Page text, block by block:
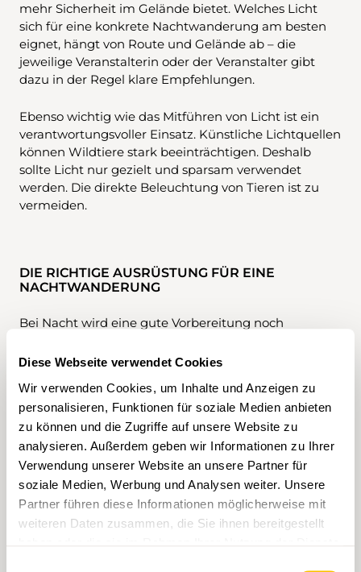
Diese Webseite verwendet Cookies
Wir verwenden Cookies, um Inhalte und Anzeigen zu
personalisieren, Funktionen für soziale Medien anbieten
zu können und die Zugriffe auf unsere Website zu
analysieren. Außerdem geben wir Informationen zu Ihrer
Verwendung unserer Website an unsere Partner für
soziale Medien, Werbung und Analysen weiter. Unsere
Partner führen diese Informationen möglicherweise mit
weiteren Daten zusammen, die Sie ihnen bereitgestellt
mehr Sicherheit im Gelände bietet. Welches Licht
sich für eine konkrete Nachtwanderung am besten
eignet, hängt von Route und Gelände ab – die
jeweilige Veranstalterin oder der Veranstalter gibt
dazu in der Regel klare Empfehlungen.
Ebenso wichtig wie das Mitführen von Licht ist ein
verantwortungsvoller Einsatz. Künstliche Lichtquellen
können Wildtiere stark beeinträchtigen. Deshalb
sollte Licht nur gezielt und sparsam verwendet
werden. Die direkte Beleuchtung von Tieren ist zu
vermeiden.
DIE RICHTIGE AUSRÜSTUNG FÜR EINE
NACHTWANDERUNG
Bei Nacht wird eine gute Vorbereitung noch
ausreichend geladenem Akku gehört zur
Ersatzlampe oder zumindest zusätzliche Batterien.
Festes Schuhwerk mit gutem Profil ist auch nachts
unverzichtbar. Da die Temperaturen nach
Sonnenuntergang oft deutlich sinken, gehört eine
zusätzliche Kleidungsschicht sowie eine warme
Jacke in den Rucksack. Wer länger unterwegs ist,
sollte ausserdem genügend Getränke und einen